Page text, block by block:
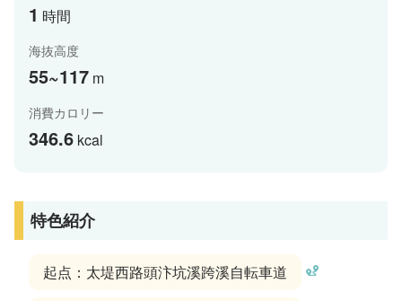
1 時間
海抜高度
55~117 m
消費カロリー
346.6 kcal
特色紹介
起点：太堤西路頭汴坑溪跨溪自転車道